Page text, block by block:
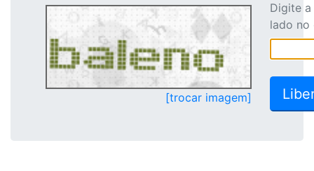
[trocar imagem]
Digite
lado no